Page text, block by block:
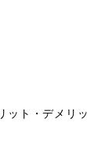
ット・デメリッ